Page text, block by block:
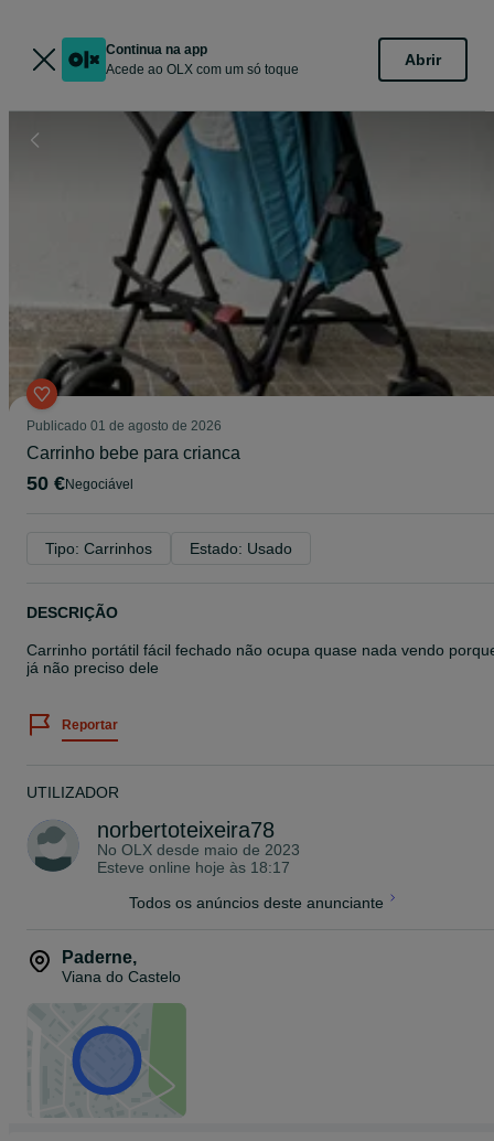
Continua na app
Acede ao OLX com um só toque
Abrir
Publicado 01 de agosto de 2026
Carrinho bebe para crianca
50 € Negociável
Tipo: Carrinhos Estado: Usado
DESCRIÇÃO
Carrinho portátil fácil fechado não ocupa quase nada vendo
já não preciso dele
Reportar
UTILIZADOR
norbertoteixeira78
No OLX desde maio de 2023
Esteve online hoje às 18:17
Todos os anúncios deste anunciante
Paderne,
Viana do Castelo